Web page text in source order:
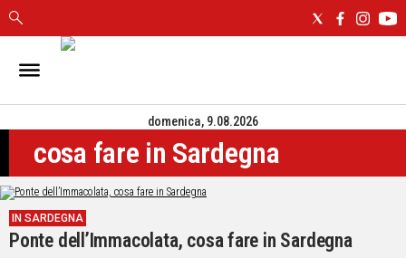
IN
CAGLIARI
SASSARI
NUORO
ORISTANO
SULCIS
GALLURA
domenica, 9.08.2026
cosa fare in Sardegna
IN SARDEGNA
Ponte dell’Immacolata, cosa fare in Sardegna